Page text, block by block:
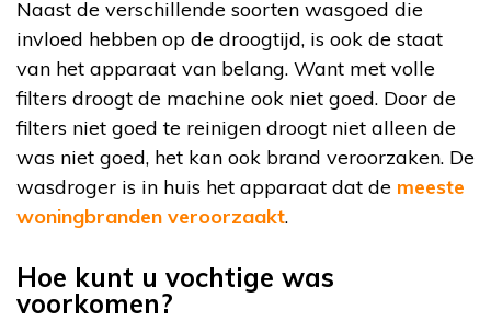
Naast de verschillende soorten wasgoed die
invloed hebben op de droogtijd, is ook de staat
van het apparaat van belang. Want met volle
filters droogt de machine ook niet goed. Door de
filters niet goed te reinigen droogt niet alleen de
was niet goed, het kan ook brand veroorzaken. De
wasdroger is in huis het apparaat dat de meeste
woningbranden veroorzaakt.
Hoe kunt u vochtige was
voorkomen?